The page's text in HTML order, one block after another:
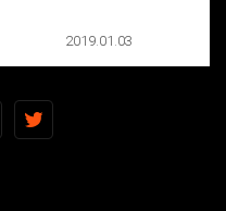
2019.01.03